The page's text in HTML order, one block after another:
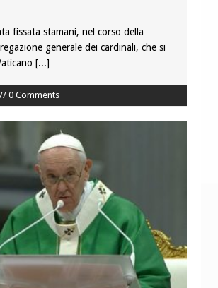
fissata stamani, nel corso della
generale dei cardinali, che si
[...]
0 Comments